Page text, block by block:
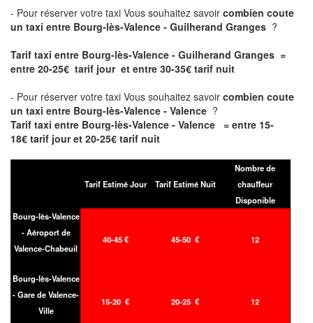
- Pour réserver votre taxi Vous souhaitez savoir combien coute
un taxi entre Bourg-lès-Valence - Guilherand Granges ?
Tarif taxi entre Bourg-lès-Valence - Guilherand Granges =
entre 20-25€ tarif jour et entre 30-35€ tarif nuit
- Pour réserver votre taxi Vous souhaitez savoir combien coute
un taxi entre Bourg-lès-Valence - Valence ?
Tarif taxi entre Bourg-lès-Valence - Valence = entre 15-
18€ tarif jour et 20-25€ tarif nuit
Tarif Estimé Jour Tarif Estimé Nuit
Nombre de
chauffeur
Disponible
Bourg-lès-Valence
- Aéroport de
Valence-Chabeuil
40-45 € 45-50 € 12
Bourg-lès-Valence
- Gare de Valence-
Ville
15-20 € 20-25 € 12